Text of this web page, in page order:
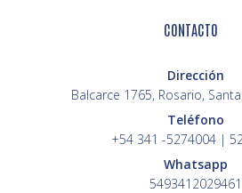
CONTACTO
Dirección
Balcarce 1765, Rosario,
Teléfono
+54 341 -5274004 |
Whatsapp
5493412029461